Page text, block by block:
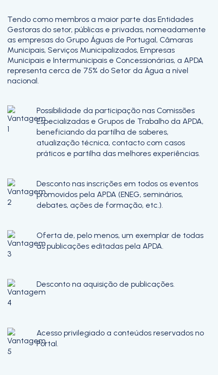
Tendo como membros a maior parte das Entidades
Gestoras do setor, públicas e privadas, nomeadamente
as empresas do Grupo Águas de Portugal, Câmaras
Municipais, Serviços Municipalizados, Empresas
Municipais e Intermunicipais e Concessionárias, a APDA
representa cerca de 75% do Setor da Água a nível
nacional.
Possibilidade da participação nas Comissões
Especializadas e Grupos de Trabalho da APDA,
beneficiando da partilha de saberes,
atualização técnica, contacto com casos
práticos e partilha das melhores experiências.
Desconto nas inscrições em todos os eventos
promovidos pela APDA (ENEG, seminários,
debates, ações de formação, etc.).
Oferta de, pelo menos, um exemplar de todas
as publicações editadas pela APDA.
Desconto na aquisição de publicações.
Acesso privilegiado a conteúdos reservados no
Portal.